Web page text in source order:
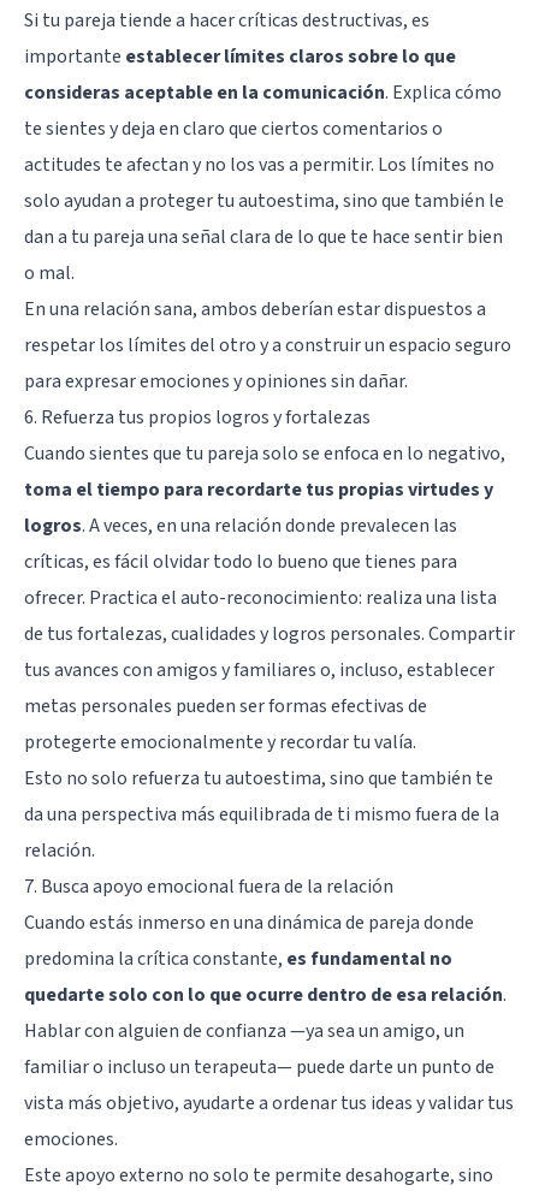
Si tu pareja tiende a hacer críticas destructivas, es
importante establecer límites claros sobre lo que
consideras aceptable en la comunicación. Explica cómo
te sientes y deja en claro que ciertos comentarios o
actitudes te afectan y no los vas a permitir. Los límites no
solo ayudan a proteger tu autoestima, sino que también le
dan a tu pareja una señal clara de lo que te hace sentir bien
o mal.
En una relación sana, ambos deberían estar dispuestos a
respetar los límites del otro y a construir un espacio seguro
para expresar emociones y opiniones sin dañar.
6. Refuerza tus propios logros y fortalezas
Cuando sientes que tu pareja solo se enfoca en lo negativo,
toma el tiempo para recordarte tus propias virtudes y
logros. A veces, en una relación donde prevalecen las
críticas, es fácil olvidar todo lo bueno que tienes para
ofrecer. Practica el auto-reconocimiento: realiza una lista
de tus fortalezas, cualidades y logros personales. Compartir
tus avances con amigos y familiares o, incluso, establecer
metas personales pueden ser formas efectivas de
protegerte emocionalmente y recordar tu valía.
Esto no solo refuerza tu autoestima, sino que también te
da una perspectiva más equilibrada de ti mismo fuera de la
relación.
7. Busca apoyo emocional fuera de la relación
Cuando estás inmerso en una dinámica de pareja donde
predomina la crítica constante, es fundamental no
quedarte solo con lo que ocurre dentro de esa relación.
Hablar con alguien de confianza —ya sea un amigo, un
familiar o incluso un terapeuta— puede darte un punto de
vista más objetivo, ayudarte a ordenar tus ideas y validar tus
emociones.
Este apoyo externo no solo te permite desahogarte, sino